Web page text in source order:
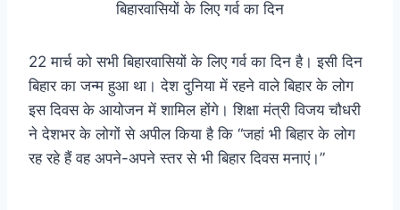
बिहारवासियों के लिए गर्व का दिन
22 मार्च को सभी बिहारवासियों के लिए गर्व का दिन है। इसी दिन
बिहार का जन्म हुआ था। देश दुनिया में रहने वाले बिहार के लोग
इस दिवस के आयोजन में शामिल होंगे। शिक्षा मंत्री विजय चौधरी
ने देशभर के लोगों से अपील किया है कि “जहां भी बिहार के लोग
रह रहे हैं वह अपने-अपने स्तर से भी बिहार दिवस मनाएं।”